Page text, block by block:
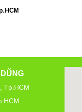
Tp.HCM